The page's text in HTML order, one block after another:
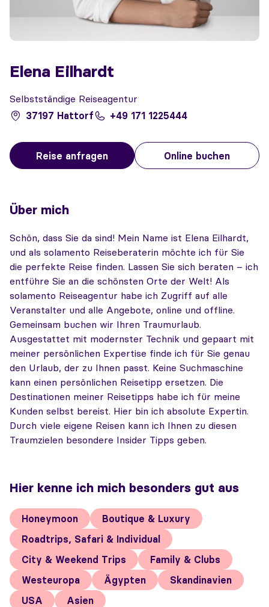
Elena Eilhardt
Selbstständige Reiseagentur
37197 Hattorf
+49 171 1225444
Reise anfragen Online buchen
Über mich
Schön, dass Sie da sind! Mein Name ist Elena Eilhardt,
und als solamento Reiseberaterin möchte ich für Sie
die perfekte Reise finden. Lassen Sie sich beraten – ich
entführe Sie an die schönsten Orte der Welt! Als
solamento Reiseagentur habe ich Zugriff auf alle
Veranstalter und alle Angebote, online und offline.
Gemeinsam buchen wir Ihren Traumurlaub.
Ausgestattet mit modernster Technik und gepaart mit
meiner persönlichen Expertise finde ich für Sie genau
den Urlaub, der zu Ihnen passt. Keine Suchmaschine
kann einen persönlichen Reisetipp ersetzen. Die
Destinationen meiner Reisetipps habe ich für meine
Kunden selbst bereist. Hier bin ich absolute Expertin.
Durch viele eigene Reisen kann ich Ihnen zu diesen
Traumzielen besondere Insider Tipps geben.
Hier kenne ich mich besonders gut aus
Honeymoon
Boutique & Luxury
Roadtrips, Safari & Individual
City & Weekend Trips
Family & Clubs
Westeuropa
Ägypten
Skandinavien
USA
Asien